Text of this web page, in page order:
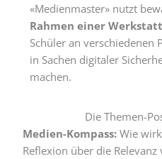
«Medienmaster» nutzt
Rahmen einer Werkstatt
Schüler an verschiedenen
in Sachen digitaler
machen.
Die Themen-
Medien-Kompass:Wie
Reflexion über die